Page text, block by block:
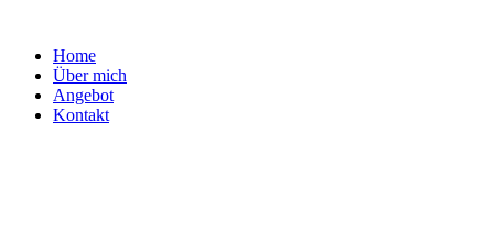
Home
Über mich
Angebot
Kontakt